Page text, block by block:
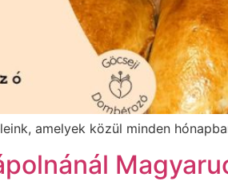
amelyek közül minden